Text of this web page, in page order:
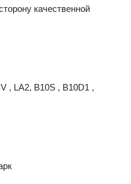
качественной
, LA2, B10S , B10D1 ,